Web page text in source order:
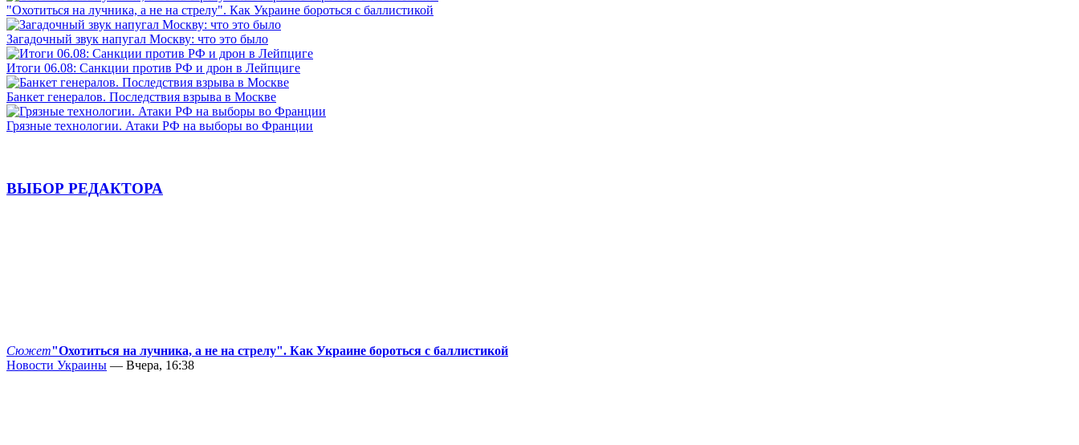
"Охотиться на лучника, а не на стрелу". Как Украине бороться с баллистикой
Загадочный звук напугал Москву: что это было
Итоги 06.08: Санкции против РФ и дрон в Лейпциге
Банкет генералов. Последствия взрыва в Москве
Грязные технологии. Атаки РФ на выборы во Франции
ВЫБОР РЕДАКТОРА
Сюжет"Охотиться на лучника, а не на стрелу". Как Украине бороться с баллистикой
Новости Украины — Вчера, 16:38